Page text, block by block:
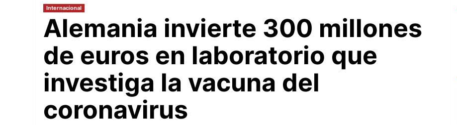
Internacional
Alemania invierte 300 millones
de euros en laboratorio que
investiga la vacuna del
coronavirus